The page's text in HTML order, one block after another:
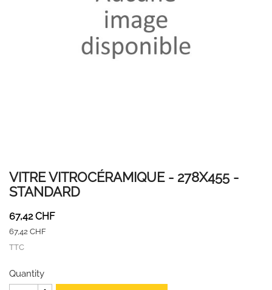
VITRE VITROCÉRAMIQUE - 278X455 -
STANDARD
67,42 CHF
67,42 CHF
TTC
Quantity